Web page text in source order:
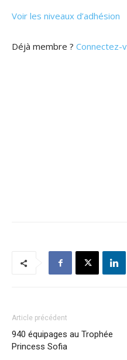
Voir les niveaux d’adhésion
Déjà membre ? Connectez-
Article précédent
940 équipages au Trophée
Princess Sofia